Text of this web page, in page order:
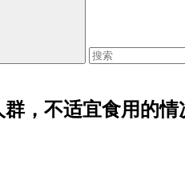
，不适宜食用的情